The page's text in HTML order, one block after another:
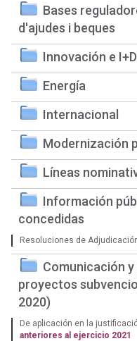
Bases
d'ajudes i beques
Innovación e I+D
Energía
Internacional
Modernización
Líneas
Información
concedidas
Resoluciones de
Comunicación
proyectos
2020)
De aplicación en la
anteriores al ejercicio 2021